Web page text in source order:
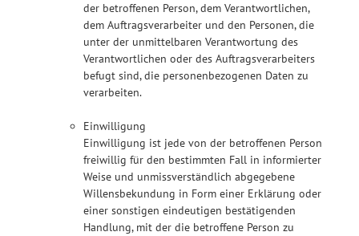
der betroffenen Person, dem Verantwortlichen,
dem Auftragsverarbeiter und den Personen, die
unter der unmittelbaren Verantwortung des
Verantwortlichen oder des Auftragsverarbeiters
befugt sind, die personenbezogenen Daten zu
verarbeiten.
Einwilligung
Einwilligung ist jede von der betroffenen Person
freiwillig für den bestimmten Fall in informierter
Weise und unmissverständlich abgegebene
Willensbekundung in Form einer Erklärung oder
einer sonstigen eindeutigen bestätigenden
Handlung, mit der die betroffene Person zu